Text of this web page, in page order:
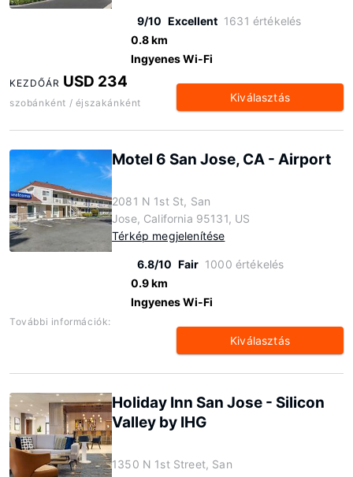
9/10 Excellent 1631 értékelés
0.8 km
Ingyenes Wi-Fi
KEZDŐÁR USD 234
szobánként / éjszakánként Kiválasztás
Motel 6 San Jose, CA - Airport
2081 N 1st St, San
Jose, California 95131, US
Térkép megjelenítése
6.8/10 Fair 1000 értékelés
0.9 km
Ingyenes Wi-Fi
További információk:
Kiválasztás
Holiday Inn San Jose - Silicon
Valley by IHG
1350 N 1st Street, San